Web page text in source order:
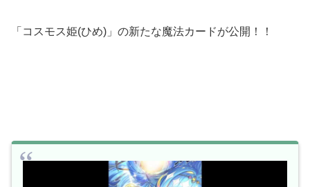
「コスモス姫(ひめ)」の新たな魔法カードが公開！！